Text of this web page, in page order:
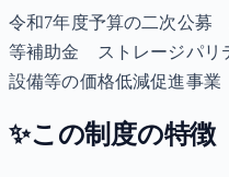
令和7年度予算の二次公募
等補助金 ストレージパリ
設備等の価格低減促進事業
✨この制度の特徴